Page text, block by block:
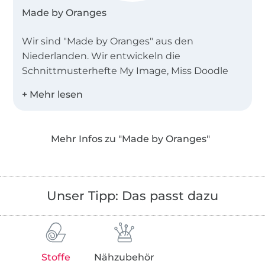
Made by Oranges
Wir sind "Made by Oranges" aus den
Niederlanden. Wir entwickeln die
Schnittmusterhefte My Image, Miss Doodle
Englisch, Niederländisch und Französisch an!
Mehr Infos zu "Made by Oranges"
Unser Tipp: Das passt dazu
Stoffe Nähzubehör